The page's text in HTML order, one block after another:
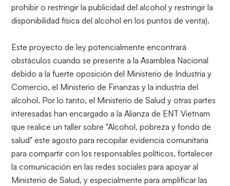
prohibir o restringir la publicidad del alcohol y restringir la
disponibilidad física del alcohol en los puntos de venta).
Este proyecto de ley potencialmente encontrará
obstáculos cuando se presente a la Asamblea Nacional
debido a la fuerte oposición del Ministerio de Industria y
Comercio, el Ministerio de Finanzas y la industria del
alcohol. Por lo tanto, el Ministerio de Salud y otras partes
interesadas han encargado a la Alianza de ENT Vietnam
que realice un taller sobre "Alcohol, pobreza y fondo de
salud" este agosto para recopilar evidencia comunitaria
para compartir con los responsables políticos, fortalecer
la comunicación en las redes sociales para apoyar al
Ministerio de Salud, y especialmente para amplificar las